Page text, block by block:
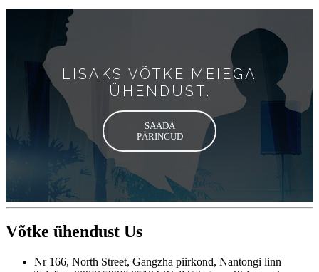
LISAKS VÕTKE MEIEGA
ÜHENDUST.
SAADA
PÄRINGUD
Võtke ühendust Us
Nr 166, North Street, Gangzha piirkond, Nantongi linn